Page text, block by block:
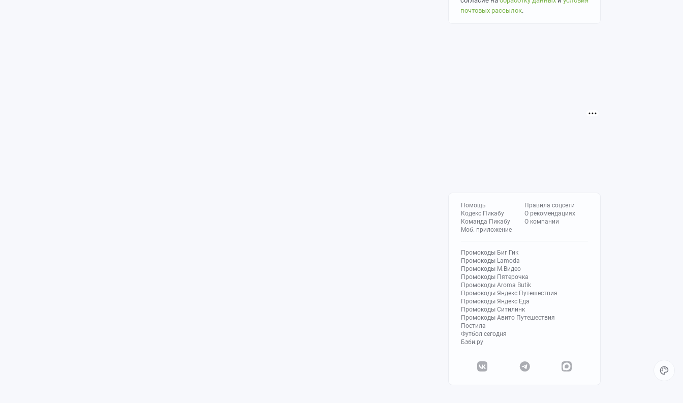
почтовых рассылок.
Помощь
Кодекс Пикабу
Команда Пикабу
Моб. приложение
Правила соцсети
О рекомендациях
О компании
Промокоды Биг Гик
Промокоды Lamoda
Промокоды М.Видео
Промокоды Пятерочка
Промокоды Aroma Butik
Промокоды Яндекс Путешествия
Промокоды Яндекс Еда
Промокоды Ситилинк
Промокоды Авито Путешествия
Постила
Футбол сегодня
Бэби.ру